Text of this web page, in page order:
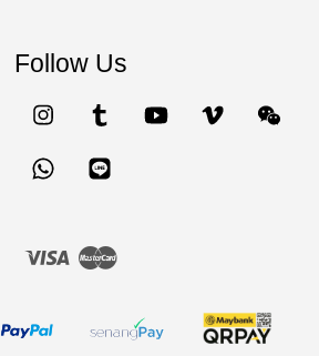
Follow Us
Pinterest Instagram Tumblr YouTube Vimeo
Whatsapp
Visa